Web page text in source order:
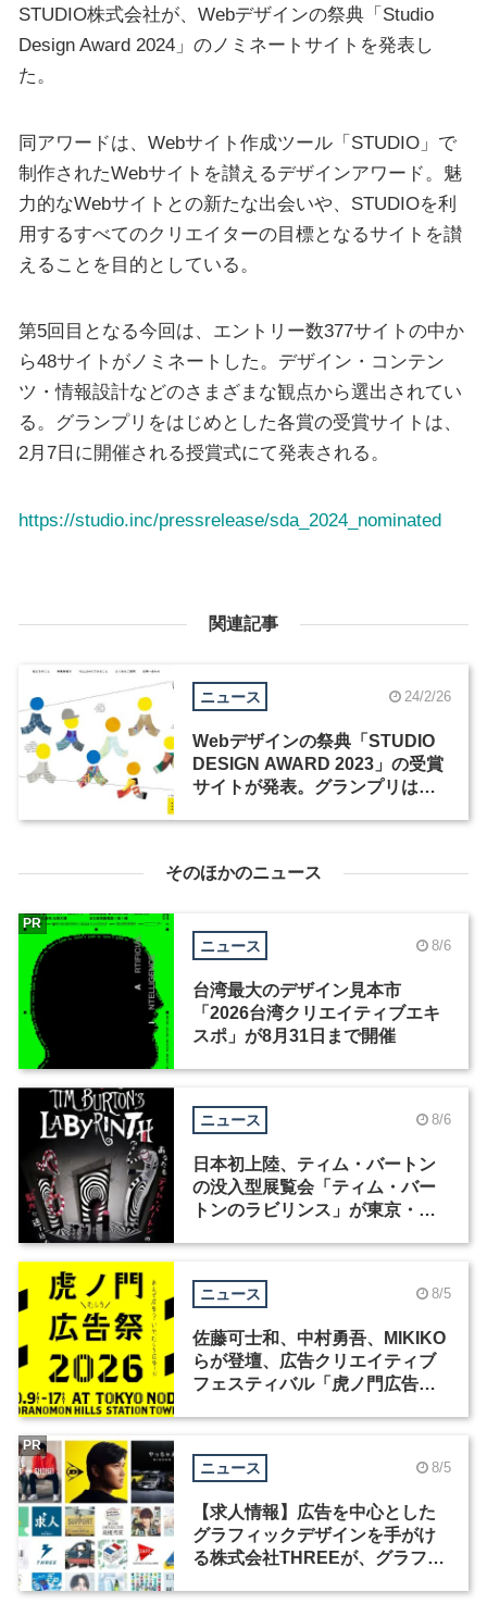
STUDIO株式会社が、Webデザインの祭典「Studio
Design Award 2024」のノミネートサイトを発表し
た。
同アワードは、Webサイト作成ツール「STUDIO」で
制作されたWebサイトを讃えるデザインアワード。魅
力的なWebサイトとの新たな出会いや、STUDIOを利
用するすべてのクリエイターの目標となるサイトを讃
えることを目的としている。
第5回目となる今回は、エントリー数377サイトの中か
ら48サイトがノミネートした。デザイン・コンテン
ツ・情報設計などのさまざまな観点から選出されてい
る。グランプリをはじめとした各賞の受賞サイトは、
2月7日に開催される授賞式にて発表される。
https://studio.inc/pressrelease/sda_2024_nominated
関連記事
ニュース 24/2/26
Webデザインの祭典「STUDIO
DESIGN AWARD 2023」の受賞
サイトが発表。グランプリは
そのほかのニュース
ニュース 8/6
台湾最大のデザイン見本市
「2026台湾クリエイティブエキ
スポ」が8月31日まで開催
PR
ニュース 8/6
日本初上陸、ティム・バートン
の没入型展覧会「ティム・バー
トンのラビリンス」が東京・豊
ニュース 8/5
佐藤可士和、中村勇吾、MIKIKO
らが登壇、広告クリエイティブ
フェスティバル「虎ノ門広告
ニュース 8/5
【求人情報】広告を中心とした
グラフィックデザインを手がけ
る株式会社THREEが、グラフィ
PR